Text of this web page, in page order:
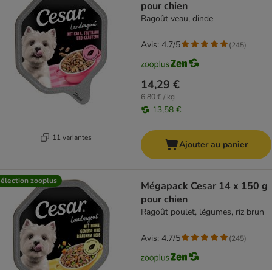
11 variantes
pour chien
Ragoût veau, dinde
14,29 €
6,80 € / kg
13,58 €
Avis: 4.7/5 (245)
Ajouter au panier
zooplus
Mégapack Cesar 14 x 150 g
pour chien
Ragoût poulet, légumes, riz brun
Avis: 4.7/5 (245)